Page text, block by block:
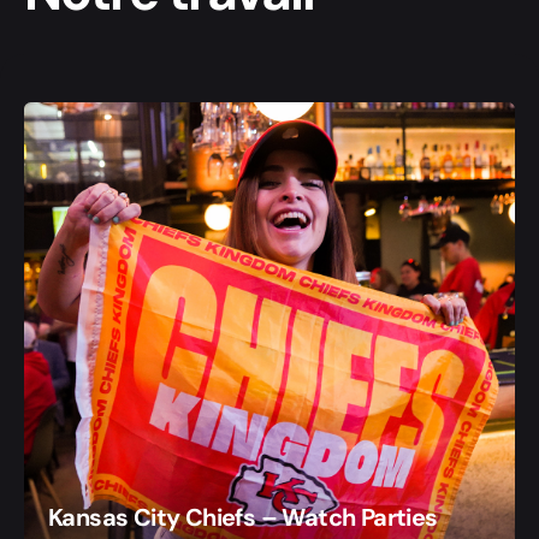
Kansas City Chiefs – Watch Parties